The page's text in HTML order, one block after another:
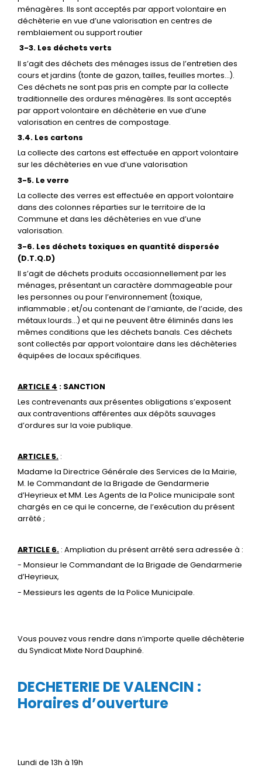
ménagères. Ils sont acceptés par apport volontaire en
déchèterie en vue d’une valorisation en centres de
remblaiement ou support routier
3-3. Les déchets verts
Il s’agit des déchets des ménages issus de l’entretien des
cours et jardins (tonte de gazon, tailles, feuilles mortes…).
Ces déchets ne sont pas pris en compte par la collecte
traditionnelle des ordures ménagères. Ils sont acceptés
par apport volontaire en déchèterie en vue d’une
valorisation en centres de compostage.
3.4. Les cartons
La collecte des cartons est effectuée en apport volontaire
sur les déchèteries en vue d’une valorisation
3-5. Le verre
La collecte des verres est effectuée en apport volontaire
dans des colonnes réparties sur le territoire de la
Commune et dans les déchèteries en vue d’une
valorisation.
3-6. Les déchets toxiques en quantité dispersée
(D.T.Q.D)
Il s’agit de déchets produits occasionnellement par les
ménages, présentant un caractère dommageable pour
les personnes ou pour l’environnement (toxique,
inflammable ; et/ou contenant de l’amiante, de l’acide, des
métaux lourds…) et qui ne peuvent être éliminés dans les
mêmes conditions que les déchets banals. Ces déchets
sont collectés par apport volontaire dans les déchèteries
équipées de locaux spécifiques.
ARTICLE 4 : SANCTION
Les contrevenants aux présentes obligations s’exposent
aux contraventions afférentes aux dépôts sauvages
d’ordures sur la voie publique.
ARTICLE 5. :
Madame la Directrice Générale des Services de la Mairie,
M. le Commandant de la Brigade de Gendarmerie
d’Heyrieux et MM. Les Agents de la Police municipale sont
chargés en ce qui le concerne, de l’exécution du présent
arrêté ;
ARTICLE 6. : Ampliation du présent arrêté sera adressée à :
- Monsieur le Commandant de la Brigade de Gendarmerie
d’Heyrieux,
- Messieurs les agents de la Police Municipale.
Vous pouvez vous rendre dans n’importe quelle déchèterie
du Syndicat Mixte Nord Dauphiné.
DECHETERIE DE VALENCIN :
Horaires d’ouverture
Lundi de 13h à 19h